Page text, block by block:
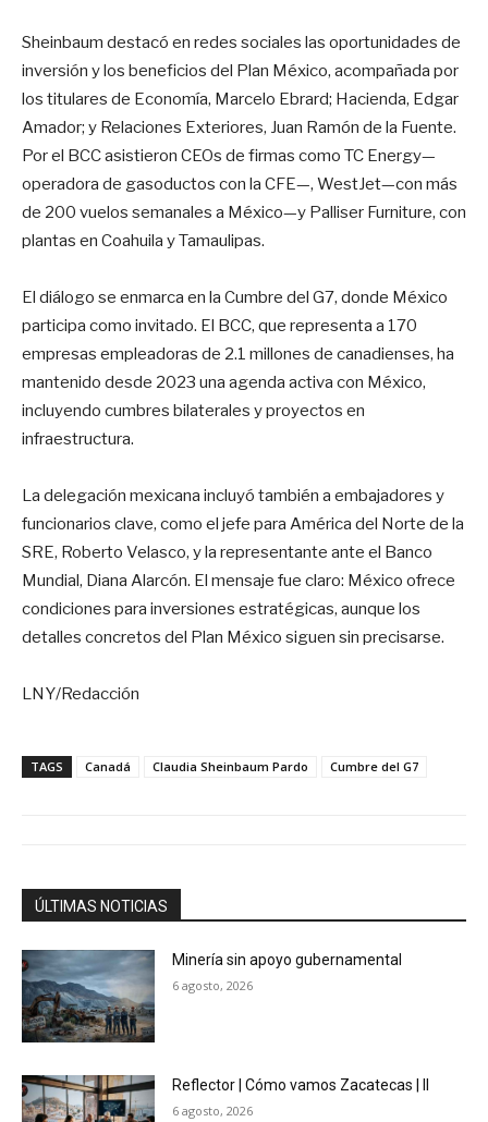
Sheinbaum destacó en redes sociales las oportunidades de
inversión y los beneficios del Plan México, acompañada por
los titulares de Economía, Marcelo Ebrard; Hacienda, Edgar
Amador; y Relaciones Exteriores, Juan Ramón de la Fuente.
Por el BCC asistieron CEOs de firmas como TC Energy—
operadora de gasoductos con la CFE—, WestJet—con más
de 200 vuelos semanales a México—y Palliser Furniture, con
plantas en Coahuila y Tamaulipas.
El diálogo se enmarca en la Cumbre del G7, donde México
participa como invitado. El BCC, que representa a 170
empresas empleadoras de 2.1 millones de canadienses, ha
mantenido desde 2023 una agenda activa con México,
incluyendo cumbres bilaterales y proyectos en
infraestructura.
La delegación mexicana incluyó también a embajadores y
funcionarios clave, como el jefe para América del Norte de la
SRE, Roberto Velasco, y la representante ante el Banco
Mundial, Diana Alarcón. El mensaje fue claro: México ofrece
condiciones para inversiones estratégicas, aunque los
detalles concretos del Plan México siguen sin precisarse.
LNY/Redacción
TAGS Canadá Claudia Sheinbaum Pardo Cumbre del G7
ÚLTIMAS NOTICIAS
Minería sin apoyo gubernamental
6 agosto, 2026
Reflector | Cómo vamos Zacatecas | II
6 agosto, 2026